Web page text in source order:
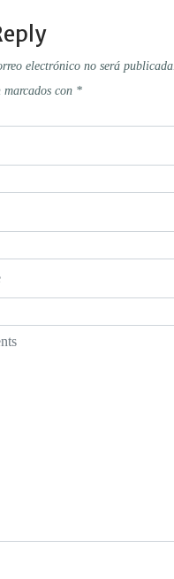
electrónico no será publicada.
con *